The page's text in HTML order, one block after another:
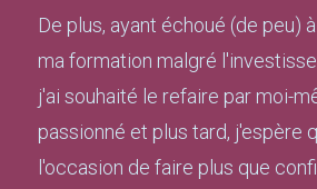
De plus, ayant échoué (de peu)
ma formation malgré
j'ai souhaité le refaire par moi-
passionné et plus tard, j'espère
l'occasion de faire plus que